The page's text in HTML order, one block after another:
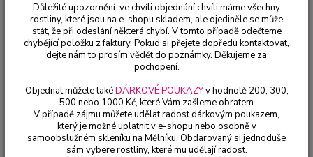
Fuchsie Holz Miche Fuchsie - cena na prodejně
Holz Miche Fuchsie - cena na
prodejně
Důležité upozornění: ve chvíli objednání chvíli máme všechny
rostliny, které jsou na e-shopu skladem, ale ojediněle se může
stát, že při odeslání některá chybí. V tomto případě odečteme
chybějící položku z faktury. Pokud si přejete dopředu kontaktovat,
dejte nám to prosím vědět do poznámky. Děkujeme za
pochopení.
Objednat můžete takéDÁRKOVÉ POUKAZYv hodnotě 200, 300,
500 nebo 1000 Kč, které Vám zašleme obratem
V případě zájmu můžete udělat radost dárkovým poukazem,
který je možné uplatnit v e-shopu nebo osobně v
samoobslužném skleníku na Mělníku. Obdarovaný si jednoduše
sám vybere rostliny, které mu udělají radost.